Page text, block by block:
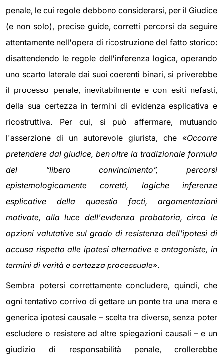
penale, le cui regole debbono considerarsi, per il Giudice
(e non solo), precise guide, corretti percorsi da seguire
attentamente nell'opera di ricostruzione del fatto storico:
disattendendo le regole dell'inferenza logica, operando
uno scarto laterale dai suoi coerenti binari, si priverebbe
il processo penale, inevitabilmente e con esiti nefasti,
della sua certezza in termini di evidenza esplicativa e
ricostruttiva. Per cui, si può affermare, mutuando
l'asserzione di un autorevole giurista, che «Occorre
pretendere dal giudice, ben oltre la tradizionale formula
del “libero convincimento”, percorsi
epistemologicamente corretti, logiche inferenze
esplicative della quaestio facti, argomentazioni
motivate, alla luce dell'evidenza probatoria, circa le
opzioni valutative sul grado di resistenza dell'ipotesi di
accusa rispetto alle ipotesi alternative e antagoniste, in
termini di verità e certezza processuale».
Sembra potersi correttamente concludere, quindi, che
ogni tentativo corrivo di gettare un ponte tra una mera e
generica ipotesi causale – scelta tra diverse, senza poter
escludere o resistere ad altre spiegazioni causali – e un
giudizio di responsabilità penale, crollerebbe